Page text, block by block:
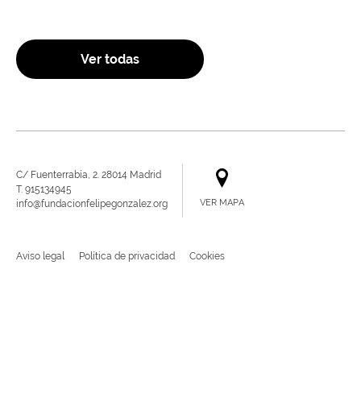
Ver todas
C/ Fuenterrabía, 2. 28014 Madrid
​T. 915134945
info@fundacionfelipegonzalez.org
VER MAPA
Aviso legal Política de privacidad Cookies